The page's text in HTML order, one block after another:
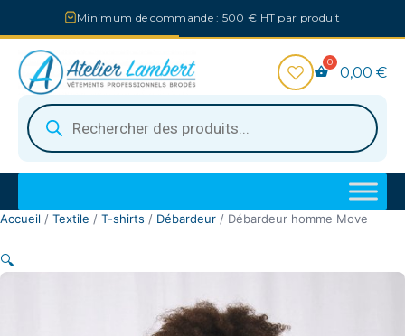
au
contenu
Minimum de commande : 500 € HT par produit
Recherche
de
produits
0,00 €
Accueil / Textile / T-shirts / Débardeur / Débardeur homme Move
🔍